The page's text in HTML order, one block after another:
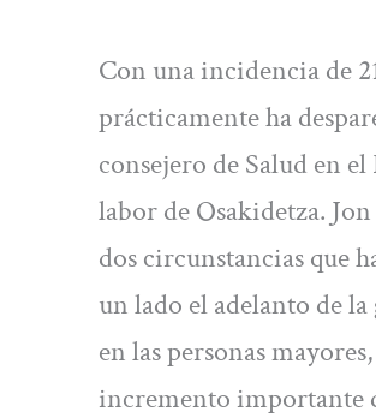
Con una incidencia de
prácticamente ha
consejero de Salud en
labor de Osakidetza.
dos circunstancias que
un lado el adelanto de
en las personas
incremento importante